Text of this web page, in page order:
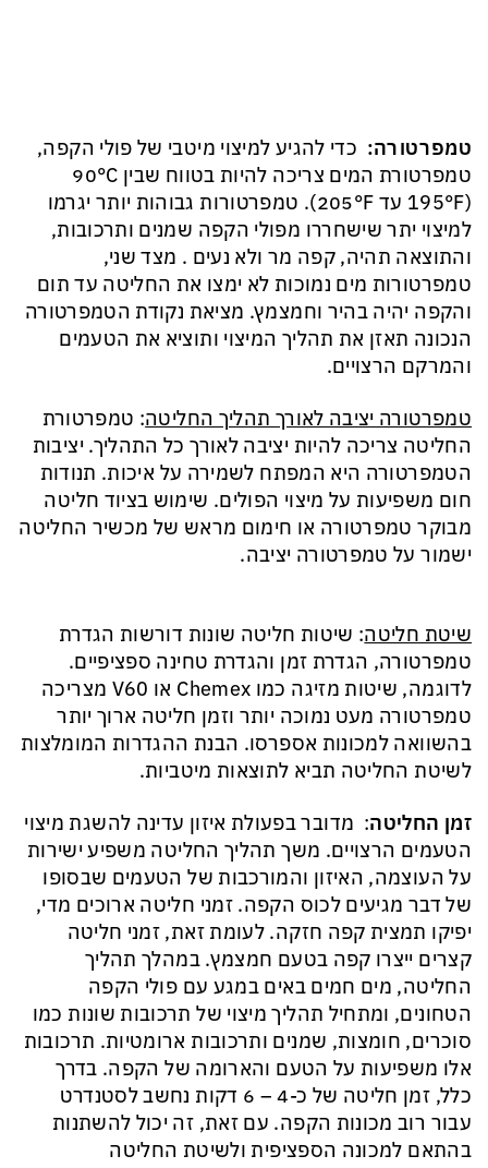
טמפרטורה: כדי להגיע למיצוי מיטבי של פולי הקפה,
טמפרטורת המים צריכה להיות בטווח שבין 90°C
(195°F עד 205°F). טמפרטורות גבוהות יותר יגרמו
למיצוי יתר שישחררו מפולי הקפה שמנים ותרכובות,
והתוצאה תהיה, קפה מר ולא נעים . מצד שני,
טמפרטורות מים נמוכות לא ימצו את החליטה עד תום
והקפה יהיה בהיר וחמצמץ. מציאת נקודת הטמפרטורה
הנכונה תאזן את תהליך המיצוי ותוציא את הטעמים
והמרקם הרצויים.
טמפרטורה יציבה לאורך תהליך החליטה: טמפרטורת
החליטה צריכה להיות יציבה לאורך כל התהליך. יציבות
הטמפרטורה היא המפתח לשמירה על איכות. תנודות
חום משפיעות על מיצוי הפולים. שימוש בציוד חליטה
מבוקר טמפרטורה או חימום מראש של מכשיר החליטה
ישמור על טמפרטורה יציבה.
שיטת חליטה: שיטות חליטה שונות דורשות הגדרת
טמפרטורה, הגדרת זמן והגדרת טחינה ספציפיים.
לדוגמה, שיטות מזיגה כמו Chemex או V60 מצריכה
טמפרטורה מעט נמוכה יותר וזמן חליטה ארוך יותר
בהשוואה למכונות אספרסו. הבנת ההגדרות המומלצות
לשיטת החליטה תביא לתוצאות מיטביות.
זמן החליטה: מדובר בפעולת איזון עדינה להשגת מיצוי
הטעמים הרצויים. משך תהליך החליטה משפיע ישירות
על העוצמה, האיזון והמורכבות של הטעמים שבסופו
של דבר מגיעים לכוס הקפה. זמני חליטה ארוכים מדי,
יפיקו תמצית קפה חזקה. לעומת זאת, זמני חליטה
קצרים ייצרו קפה בטעם חמצמץ. במהלך תהליך
החליטה, מים חמים באים במגע עם פולי הקפה
הטחונים, ומתחיל תהליך מיצוי של תרכובות שונות כמו
סוכרים, חומצות, שמנים ותרכובות ארומטיות. תרכובות
אלו משפיעות על הטעם והארומה של הקפה. בדרך
כלל, זמן חליטה של ​​כ-4 – 6 דקות נחשב לסטנדרט
עבור רוב מכונות הקפה. עם זאת, זה יכול להשתנות
בהתאם למכונה הספציפית ולשיטת החליטה